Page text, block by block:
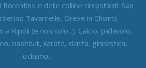
fiorentino e delle colline circostanti: San
Tavarnelle, Greve in Chianti,
a Ripoli (e non solo...). Calcio, pallavolo,
baseball, karate, danza, ginnastica,
ciclismo...